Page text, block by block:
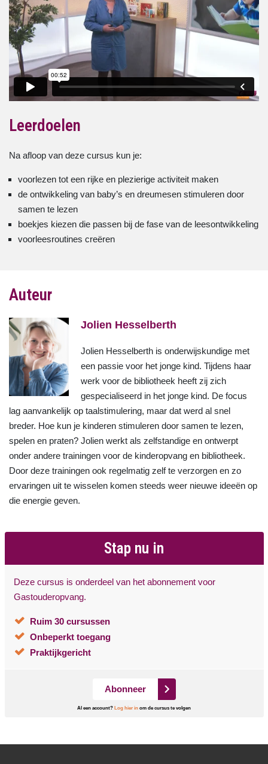
Leerdoelen
Na afloop van deze cursus kun je:
voorlezen tot een rijke en plezierige activiteit maken
de ontwikkeling van baby’s en dreumesen stimuleren door
samen te lezen
boekjes kiezen die passen bij de fase van de leesontwikkeling
voorleesroutines creëren
Auteur
Jolien Hesselberth
Jolien Hesselberth is onderwijskundige met
een passie voor het jonge kind. Tijdens haar
werk voor de bibliotheek heeft zij zich
gespecialiseerd in het jonge kind. De focus
lag aanvankelijk op taalstimulering, maar dat werd al snel
breder. Hoe kun je kinderen stimuleren door samen te lezen,
spelen en praten? Jolien werkt als zelfstandige en ontwerpt
onder andere trainingen voor de kinderopvang en bibliotheek.
Door deze trainingen ook regelmatig zelf te verzorgen en zo
ervaringen uit te wisselen komen steeds weer nieuwe ideeën op
die energie geven.
Stap nu in
Deze cursus is onderdeel van het abonnement voor
Gastouderopvang.
Ruim 30 cursussen
Onbeperkt toegang
Praktijkgericht
Abonneer
Al een account? Log hier in om de cursus te volgen